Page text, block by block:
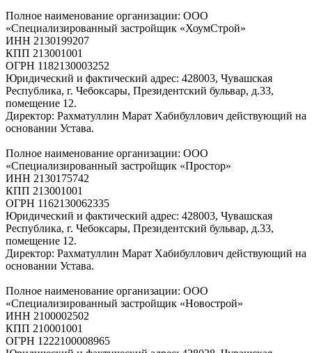
Полное наименование организации: ООО
«Специализированный застройщик «ХоумСтрой»
ИНН 2130199207
КПП 213001001
ОГРН 1182130003252
Юридический и фактический адрес: 428003, Чувашская
Республика, г. Чебоксары, Президентский бульвар, д.33,
помещение 12.
Директор: Рахматуллин Марат Хабибуллович действующий на
основании Устава.
Полное наименование организации: ООО
«Специализированный застройщик «Простор»
ИНН 2130175742
КПП 213001001
ОГРН 1162130062335
Юридический и фактический адрес: 428003, Чувашская
Республика, г. Чебоксары, Президентский бульвар, д.33,
помещение 12.
Директор: Рахматуллин Марат Хабибуллович действующий на
основании Устава.
Полное наименование организации: ООО
«Специализированный застройщик «Новострой»
ИНН 2100002502
КПП 210001001
ОГРН 1222100008965